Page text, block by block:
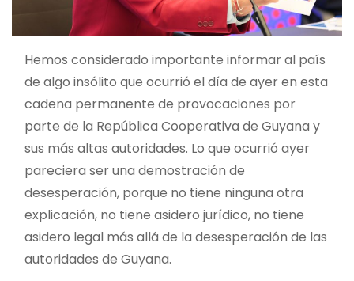
Hemos considerado importante informar al país
de algo insólito que ocurrió el día de ayer en esta
cadena permanente de provocaciones por
parte de la República Cooperativa de Guyana y
sus más altas autoridades. Lo que ocurrió ayer
pareciera ser una demostración de
desesperación, porque no tiene ninguna otra
explicación, no tiene asidero jurídico, no tiene
asidero legal más allá de la desesperación de las
autoridades de Guyana.